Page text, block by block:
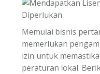
Memulai bisnis
memerlukan
izin untuk
peraturan lokal.